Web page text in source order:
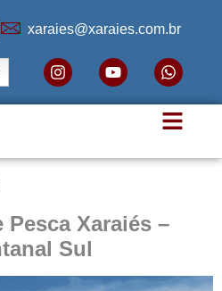
xaraies@xaraies.com.br
Xaraiés –
Sul